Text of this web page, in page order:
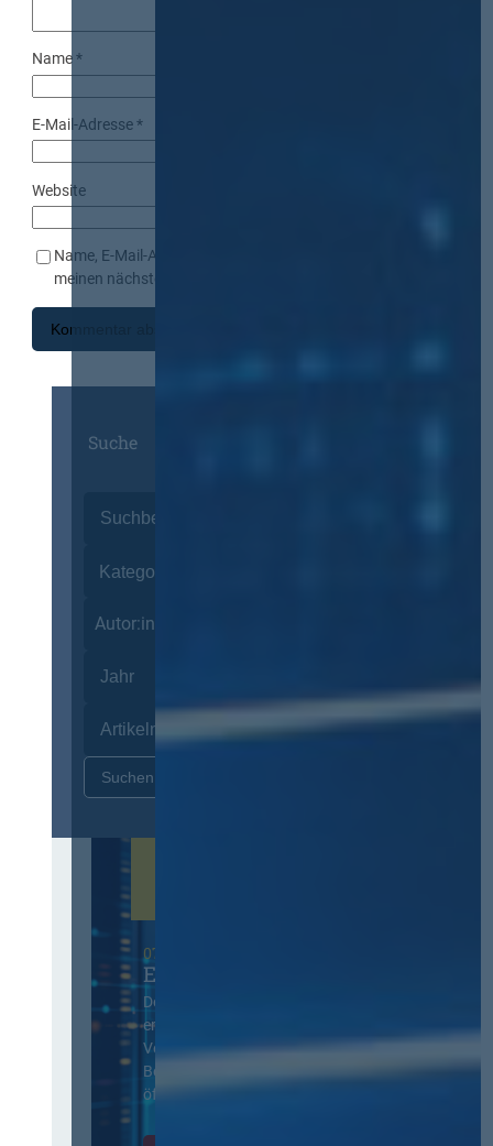
Name*
E-Mail-Adresse*
Website
Name, E-Mail-Adresse und Website in diesem Browser für
meinen nächsten Kommentar speichern.
Suche
Autor:innen
07. Oktober 2026 in Berlin
EVB-IT Thementag
Der Thementag für die
ergänzenden
Vertragsbedingungen von IT-
Beschaffung in der
öffentlichen Verwaltung